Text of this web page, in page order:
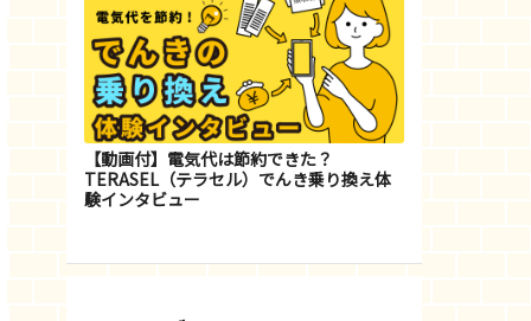
【動画付】電気代は節約できた？
TERASEL（テラセル）でんき乗り換え体
験インタビュー